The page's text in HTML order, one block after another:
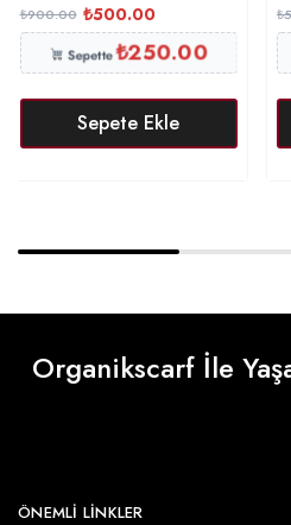
₺900.00 ₺500.00
Sepette₺250.00
Sepete Ekle
₺
Organikscarf İle
ÖNEMLI LINKLER